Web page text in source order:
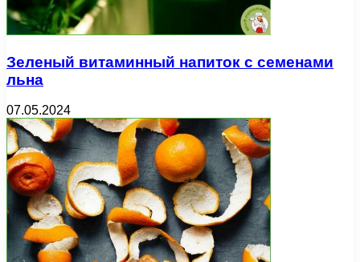
Зеленый витаминный напиток с семенами
льна
07.05.2024